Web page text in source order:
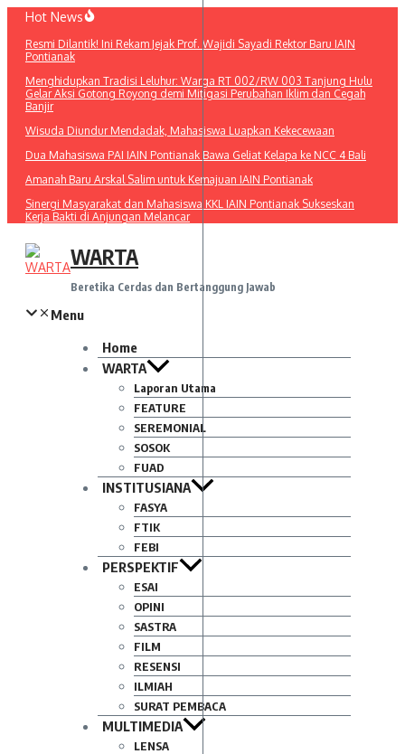
Lewati
konten
Hot News
Resmi Dilantik! Ini Rekam Jejak Prof. Wajidi Sayadi Rektor Baru IAIN
Pontianak
Menghidupkan Tradisi Leluhur: Warga RT 002/RW 003 Tanjung Hulu
Gelar Aksi Gotong Royong demi Mitigasi Perubahan Iklim dan Cegah
Banjir
Wisuda Diundur Mendadak, Mahasiswa Luapkan Kekecewaan
Dua Mahasiswa PAI IAIN Pontianak Bawa Geliat Kelapa ke NCC 4 Bali
Amanah Baru Arskal Salim untuk Kemajuan IAIN Pontianak
Sinergi Masyarakat dan Mahasiswa KKL IAIN Pontianak Sukseskan
Kerja Bakti di Anjungan Melancar
WARTA
Beretika Cerdas dan Bertanggung Jawab
Menu
Home
WARTA
Laporan Utama
FEATURE
SEREMONIAL
SOSOK
FUAD
INSTITUSIANA
FASYA
FTIK
FEBI
PERSPEKTIF
ESAI
OPINI
SASTRA
FILM
RESENSI
ILMIAH
SURAT PEMBACA
MULTIMEDIA
LENSA